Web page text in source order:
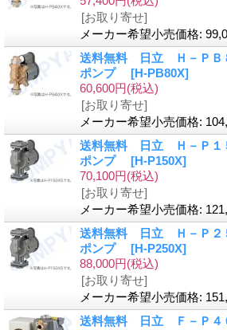
[お取り寄せ]
メーカー希望小売価格:
送料無料 日立 Ｈ－ＰＢ
ポンプ [H-PB80X]
60,600円(税込)
[お取り寄せ]
メーカー希望小売価格:
送料無料 日立 Ｈ－Ｐ１
ポンプ [H-P150X]
70,100円(税込)
[お取り寄せ]
メーカー希望小売価格:
送料無料 日立 Ｈ－Ｐ２
ポンプ [H-P250X]
88,000円(税込)
[お取り寄せ]
メーカー希望小売価格:
送料無料 日立 Ｆ－Ｐ４